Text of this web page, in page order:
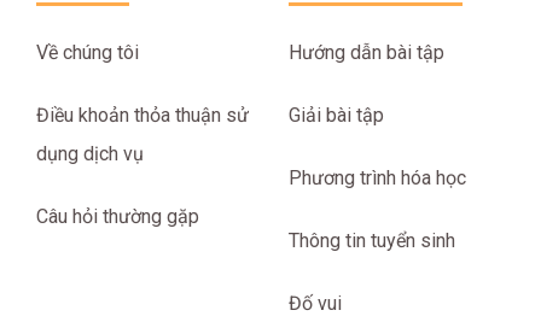
Về chúng tôi
Điều khoản thỏa thuận sử
dụng dịch vụ
Câu hỏi thường gặp
Hướng dẫn bài tập
Giải bài tập
Phương trình hóa học
Thông tin tuyển sinh
Đố vui